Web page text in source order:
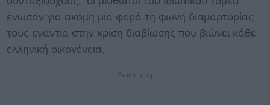
ένωσαν για ακόμη μία φορά τη φωνή διαμαρτυρίας
τους ενάντια στην κρίση διαβίωσης που βιώνει κάθε
ελληνική οικογένεια.
Διαφήμιση